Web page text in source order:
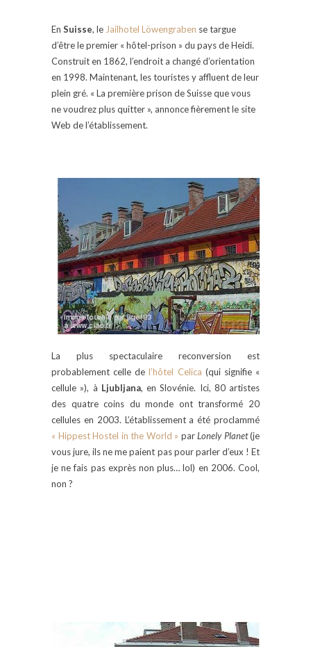
En Suisse, le Jailhotel Löwengraben se targue
d’être le premier « hôtel-prison » du pays de Heidi.
Construit en 1862, l’endroit a changé d’orientation
en 1998. Maintenant, les touristes y affluent de leur
plein gré. « La première prison de Suisse que vous
ne voudrez plus quitter », annonce fièrement le site
Web de l’établissement.
La plus spectaculaire reconversion est
probablement celle del’hôtel Celica (qui signifie «
cellule »), à Ljubljana, en Slovénie. Ici, 80 artistes
des quatre coins du monde ont transformé 20
cellules en 2003. L’établissement a été proclammé
« Hippest Hostel in the World » parLonely Planet(je
vous jure, ils ne me paient pas pour parler d’eux ! Et
je ne fais pas exprès non plus… lol) en 2006. Cool,
non ?